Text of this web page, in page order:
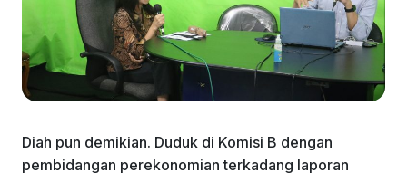
Diah pun demikian. Duduk di Komisi B dengan
pembidangan perekonomian terkadang laporan